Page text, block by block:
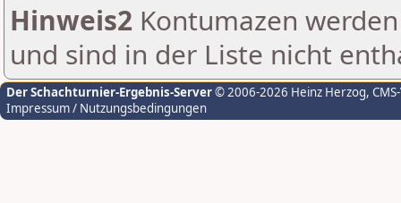
Hinweis2 Kontumazen
und sind in der Liste nicht
Der Schachturnier-Ergebnis-Server© 2006-2026 Heinz Herzog,
Impressum / Nutzungsbedingungen